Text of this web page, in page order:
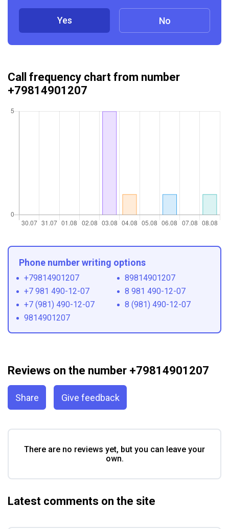
Yes No
Call frequency chart from number
+79814901207
Phone number writing options
+79814901207
89814901207
+7 981 490-12-07
8 981 490-12-07
+7 (981) 490-12-07
8 (981) 490-12-07
9814901207
Reviews on the number +79814901207
Share Give feedback
There are no reviews yet, but you can leave your
own.
Latest comments on the site